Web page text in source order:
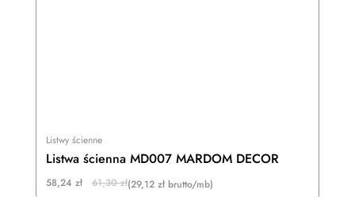
Listwy ścienne
Listwa ścienna MD007 MARDOM DECOR
61,30zł
Original
58,24 zł
Current
(29,12 zł brutto/mb)